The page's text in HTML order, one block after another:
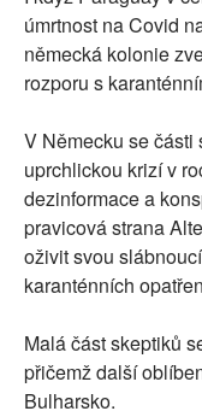
úmrtnost na Covid
německá kolonie
rozporu s
V Německu se
uprchlickou krizí v
dezinformace a
pravicová strana
oživit svou
karanténních
Malá část skeptiků
přičemž další
Bulharsko.